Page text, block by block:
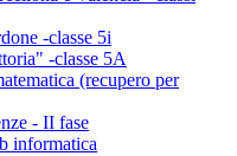
-classe 5i
-classe 5A
(recupero per
- II fase
informatica